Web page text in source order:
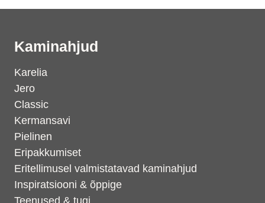
Kaminahjud
Karelia
Jero
Classic
Kermansavi
Pielinen
Eripakkumiset
Eritellimusel valmistatavad kaminahjud
Inspiratsiooni & õppige
Teenused & tugi